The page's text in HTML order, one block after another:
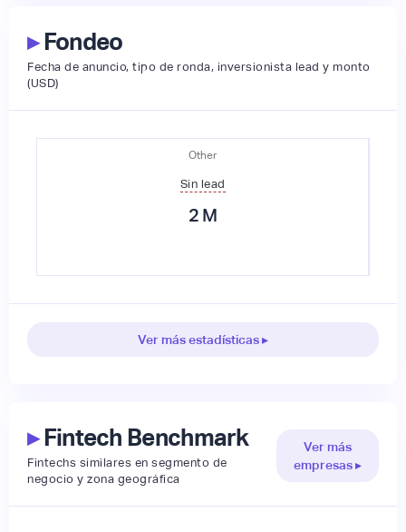
▸Fondeo
Fecha de anuncio, tipo de ronda, inversionista lead y monto
(USD)
Other
Sin lead
2 M
Ver más estadísticas ▸
▸Fintech Benchmark
Fintechs similares en segmento de
negocio y zona geográfica
Ver más
empresas ▸